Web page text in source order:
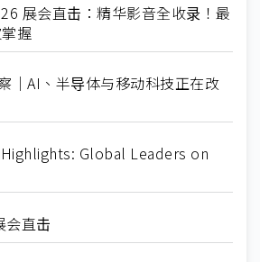
展会直击：精华影音全收录！最
握
｜AI、半导体与移动科技正在改
Global Leaders on
会直击